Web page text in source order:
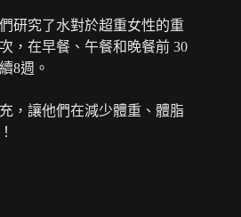
研究了水對於超重女性的重
，在早餐、午餐和晚餐前 30
8週。
，讓他們在減少體重、體脂